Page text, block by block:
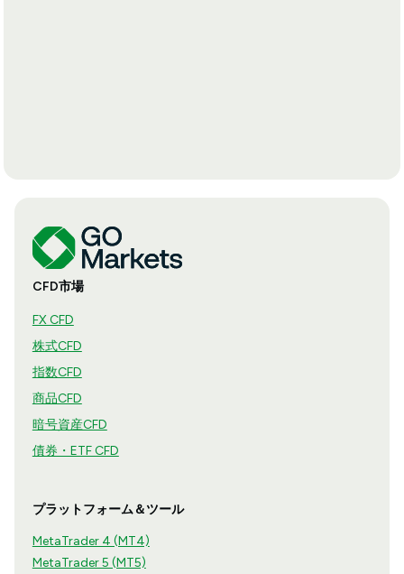
CFD市場
FX CFD
株式CFD
指数CFD
商品CFD
暗号資産CFD
債券・ETF CFD
プラットフォーム＆ツール
MetaTrader 4 (MT4)
MetaTrader 5 (MT5)